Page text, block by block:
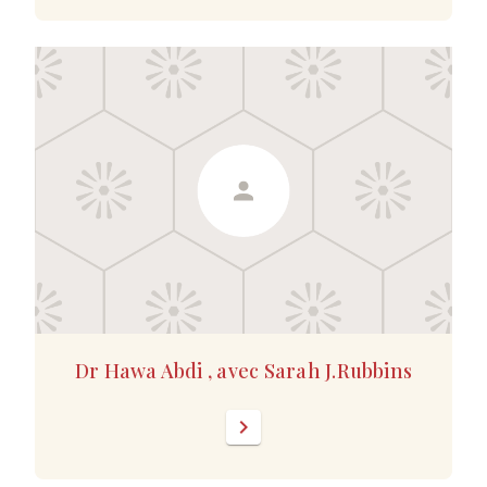
Dr Hawa Abdi , avec Sarah J.Rubbins
chevron_right